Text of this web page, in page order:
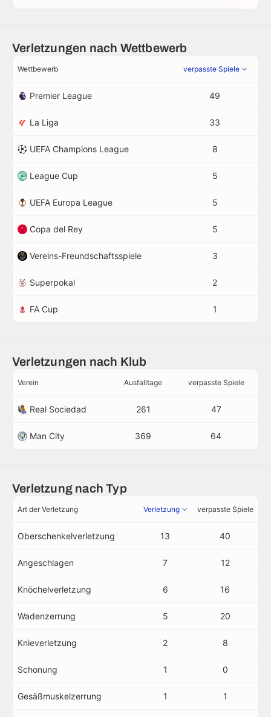
Verletzungen nach Wettbewerb
Wettbewerb verpasste Spiele
Premier League 49
La Liga 33
UEFA Champions League 8
League Cup 5
UEFA Europa League 5
Copa del Rey 5
Vereins-Freundschaftsspiele 3
Superpokal 2
FA Cup 1
Verletzungen nach Klub
Verein Ausfalltage verpasste Spiele
Real Sociedad 261 47
Man City 369 64
Verletzung nach Typ
Art der Verletzung Verletzung verpasste Spiele
Oberschenkelverletzung 13 40
Angeschlagen 7 12
Knöchelverletzung 6 16
Wadenzerrung 5 20
Knieverletzung 2 8
Schonung 1 0
Gesäßmuskelzerrung 1 1